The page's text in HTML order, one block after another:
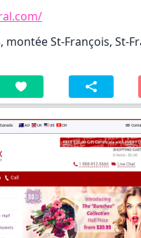
montée St-François, St-